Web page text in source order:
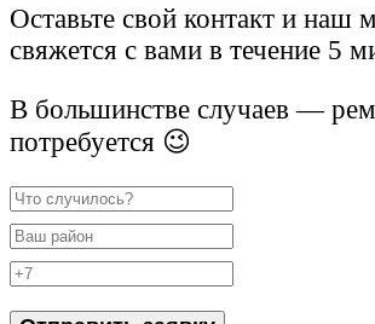
Оставьте свой контакт и наш
свяжется с вами в течение 5
В большинстве случаев —
потребуется 😉